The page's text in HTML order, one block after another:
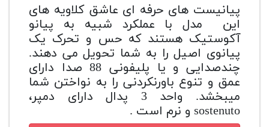
پیانیست های حرفه ای عاشق کلاویه های
این مدل با عملکرد شبیه به پیانو
آکوستیک هستند که حس و تحرک یک
پیانوی اصیل را به شما تحویل می دهند.
چندصدایی و یا پلیفونی 88 صدا دارای
عمق و تنوع باورنکردنی را به نواختن شما
میبخشد. واحد 3 پدال دارای دمپر،
sostenuto و نرم است .